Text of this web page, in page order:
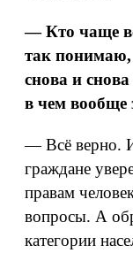
— Кто чаще
так
снова и
в чем вообще
— Всё верно.
граждане
правам
вопросы. А
категории